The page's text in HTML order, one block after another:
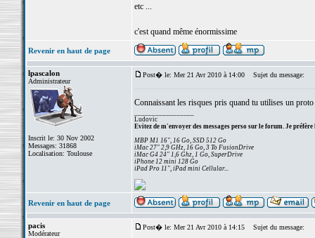
etc ...
c'est quand même énormissime
Revenir en haut de page
lpascalon
Administrateur
Inscrit le: 30 Nov 2002
Messages: 31868
Localisation: Toulouse
Post� le: Mer 21 Avr 2010 à 14:00 Sujet du message:
Connaissant les risques pris quand tu utilises un
Ludovic
Evitez de m'envoyer des messages perso sur le forum. Je préfère
MBP M1 16", 16 Go, SSD 512 Go
iMac 27" 2,9 GHz, 16 Go, 3 To FusionDrive
iMac G4 24" 1,6 Ghz, 1 Go, SuperDrive
iPhone 12 mini 128 Go
iPad Pro 11", iPad mini Cellular...
Revenir en haut de page
pacis
Modérateur
Post� le: Mer 21 Avr 2010 à 14:15 Sujet du message: